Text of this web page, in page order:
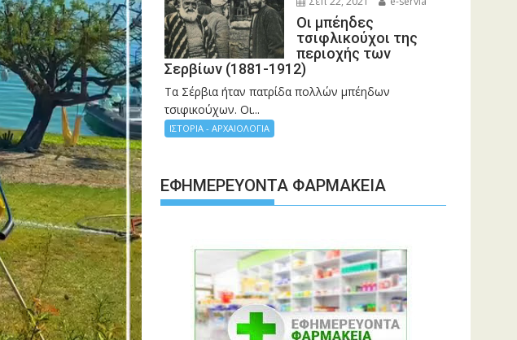
Οι μπέηδες
τσιφλικούχοι της
περιοχής των
Σερβίων (1881-1912)
Τα Σέρβια ήταν πατρίδα πολλών μπέηδων
τσιφικούχων. Οι...
ΙΣΤΟΡΙΑ - ΑΡΧΑΙΟΛΟΓΙΑ
ΕΦΗΜΕΡΕΎΟΝΤΑ ΦΑΡΜΑΚΕΊΑ